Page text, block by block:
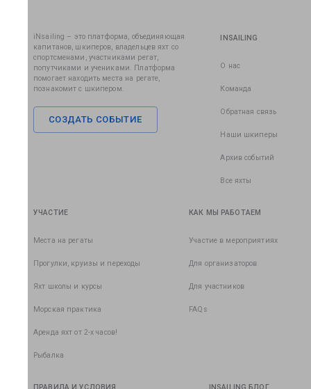
iNsailing – это платформа, объединяющая
капитанов, шкиперов, владельцев яхт со
спортсменами, участниками регат,
попутчиками и учениками. Платформа
помогает находить места на регате,
познакомит с шкипером.
СОЗДАТЬ СОБЫТИЕ
INSAILING
О нас
Команда
Обратная связь
Наши шкиперы
Архив событий
Все яхты
УЧАСТИЕ
Места на регаты
Прогулки, круизы и переходы
Яхт школы и курсы
Морская практика
Аренда яхт от 2-х часов!
Рыбалка
КАК МЫ РАБОТАЕМ
Участие в мероприятиях
Для организаторов
Для участников
FAQs